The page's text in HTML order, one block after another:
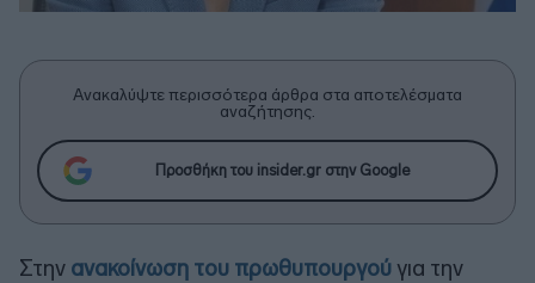
Ανακαλύψτε περισσότερα άρθρα στα αποτελέσματα
αναζήτησης.
Προσθήκη του insider.gr στην Google
Στην ανακοίνωση του πρωθυπουργού για την